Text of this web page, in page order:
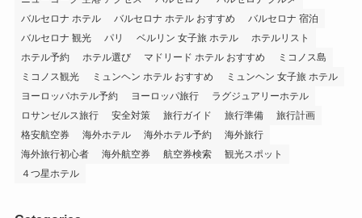
バルセロナ ホテル
バルセロナ ホテル おすすめ
バルセロナ 宿泊
バルセロナ 観光
パリ ベルリン 女子旅 ホテル
ホテルリスト
ホテル予約
ホテル選び マドリード ホテル おすすめ
ミコノス島
ミコノス観光
ミュンヘン ホテル おすすめ
ミュンヘン 女子旅 ホテル
ヨーロッパホテル予約
ヨーロッパ旅行
ラグジュアリーホテル
ロサンゼルス旅行
安全対策 旅行ガイド 旅行準備
旅行計画
格安航空券
海外ホテル 海外ホテル予約
海外旅行
海外旅行初心者
海外航空券 航空券検索
観光スポット
４つ星ホテル